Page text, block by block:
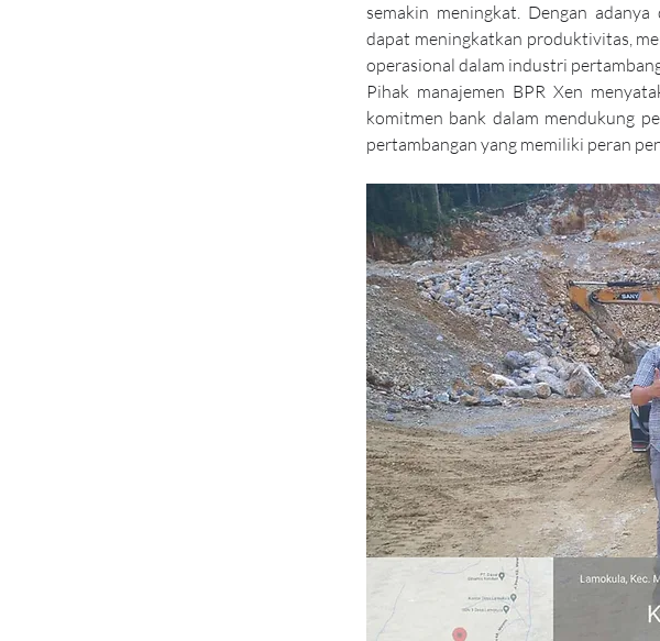
semakin meningkat. Dengan
dapat meningkatkan produktivitas,
operasional dalam industri
Pihak manajemen BPR Xen
komitmen bank dalam mendukung
pertambangan yang memiliki peran